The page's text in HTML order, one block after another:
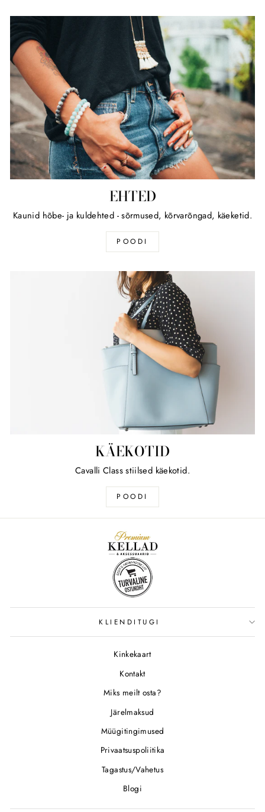
EHTED
Kaunid hõbe- ja kuldehted - sõrmused, kõrvarõngad, käeketid.
POODI
KÄEKOTID
Cavalli Class stiilsed käekotid.
POODI
KLIENDITUGI
Kinkekaart
Kontakt
Miks meilt osta?
Järelmaksud
Müügitingimused
Privaatsuspoliitika
Tagastus/Vahetus
Blogi